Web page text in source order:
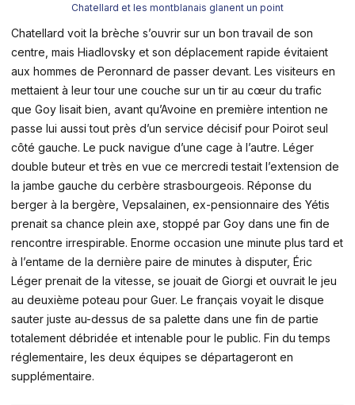
Chatellard et les montblanais glanent un point
Chatellard voit la brèche s’ouvrir sur un bon travail de son
centre, mais Hiadlovsky et son déplacement rapide évitaient
aux hommes de Peronnard de passer devant. Les visiteurs en
mettaient à leur tour une couche sur un tir au cœur du trafic
que Goy lisait bien, avant qu’Avoine en première intention ne
passe lui aussi tout près d’un service décisif pour Poirot seul
côté gauche. Le puck navigue d’une cage à l’autre. Léger
double buteur et très en vue ce mercredi testait l’extension de
la jambe gauche du cerbère strasbourgeois. Réponse du
berger à la bergère, Vepsalainen, ex-pensionnaire des Yétis
prenait sa chance plein axe, stoppé par Goy dans une fin de
rencontre irrespirable. Enorme occasion une minute plus tard et
à l’entame de la dernière paire de minutes à disputer, Éric
Léger prenait de la vitesse, se jouait de Giorgi et ouvrait le jeu
au deuxième poteau pour Guer. Le français voyait le disque
sauter juste au-dessus de sa palette dans une fin de partie
totalement débridée et intenable pour le public. Fin du temps
réglementaire, les deux équipes se départageront en
supplémentaire.